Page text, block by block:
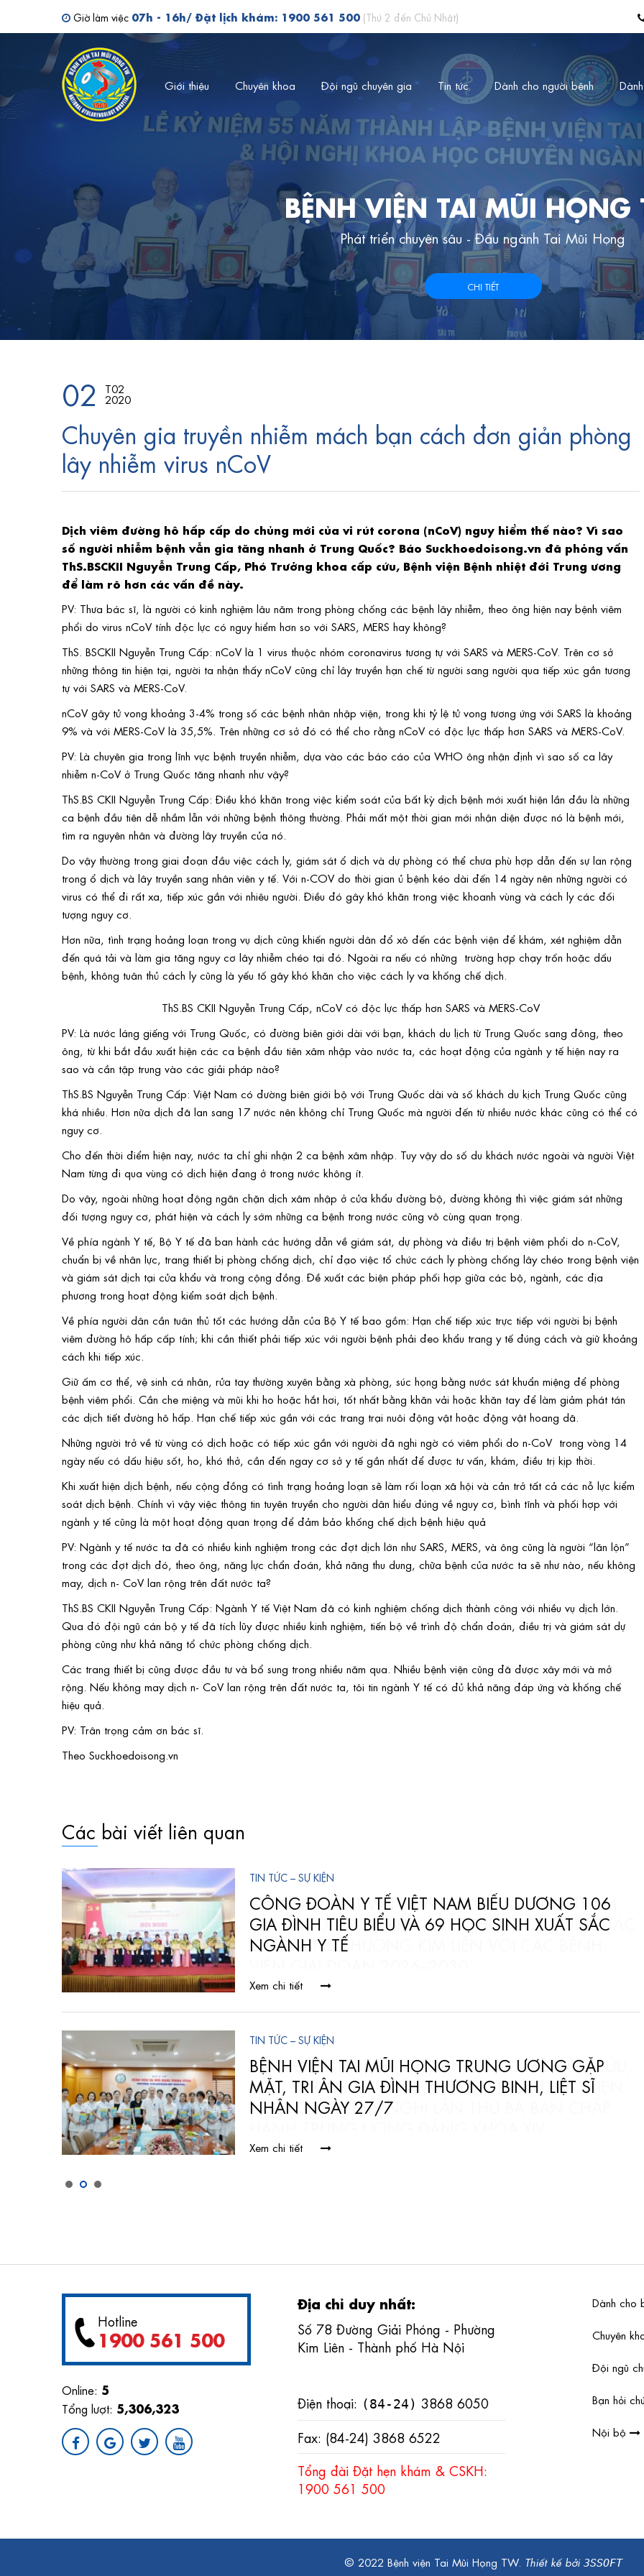
Giờ làm việc 07h - 16h/ Đặt lịch khám: 1900 561 500 (Thứ 2 đến Chủ Nhật)
Tìm kiếm bác sĩ
Giới thiệu Chuyên khoa Đội ngũ chuyên gia Tin tức Dành cho người bệnh
BỆNH VIỆN TAI MŨI HỌNG
Phát triển chuyên sâu - Đầu ngành Tai Mũi Họng
CHI TIẾT
02 T02
2020
Chuyên gia truyền nhiễm mách bạn cách đơn giản phòng
lây nhiễm virus nCoV
Dịch viêm đường hô hấp cấp do chủng mới của vi rút corona (nCoV) nguy hiểm thế nào? Vì sao
số người nhiễm bệnh vẫn gia tăng nhanh ở Trung Quốc? Báo Suckhoedoisong.vn đã phỏng vấn
ThS.BSCKII Nguyễn Trung Cấp, Phó Trưởng khoa cấp cứu, Bệnh viện Bệnh nhiệt đới Trung ương
để làm rõ hơn các vấn đề này.
PV: Thưa bác sĩ, là người có kinh nghiệm lâu năm trong phòng chống các bệnh lây nhiễm, theo ông hiện nay bệnh viêm
phổi do virus nCoV tính độc lực có nguy hiểm hơn so với SARS, MERS hay không?
ThS. BSCKII Nguyễn Trung Cấp: nCoV là 1 virus thuộc nhóm coronavirus tương tự với SARS và MERS-CoV. Trên cơ sở
những thông tin hiện tại, người ta nhận thấy nCoV cũng chỉ lây truyền hạn chế từ người sang người qua tiếp xúc gần tương
tự với SARS và MERS-CoV.
nCoV gây tử vong khoảng 3-4% trong số các bệnh nhân nhập viện, trong khi tỷ lệ tử vong tương ứng với SARS là khoảng
9% và với MERS-CoV là 35,5%. Trên những cơ sở đó có thể cho rằng nCoV có độc lực thấp hơn SARS và MERS-CoV.
PV: Là chuyên gia trong lĩnh vực bệnh truyền nhiễm, dựa vào các báo cáo của WHO ông nhận định vì sao số ca lây
nhiễm n-CoV ở Trung Quốc tăng nhanh như vậy?
ThS.BS CKII Nguyễn Trung Cấp: Điều khó khăn trong việc kiểm soát của bất kỳ dịch bệnh mới xuất hiện lần đầu là những
ca bệnh đầu tiên dễ nhầm lẫn với những bệnh thông thường. Phải mất một thời gian mới nhận diện được nó là bệnh mới,
tìm ra nguyên nhân và đường lây truyền của nó.
Do vậy thường trong giai đoạn đầu việc cách ly, giám sát ổ dịch và dự phòng có thể chưa phù hợp dẫn đến sự lan rộng
trong ổ dịch và lây truyền sang nhân viên y tế. Với n-COV do thời gian ủ bệnh kéo dài đến 14 ngày nên những người có
virus có thể đi rất xa, tiếp xúc gần với nhiêu người. Điều đó gây khó khăn trong việc khoanh vùng và cách ly các đối
tượng nguy cơ.
Hơn nữa, tình trạng hoảng loạn trong vụ dịch cũng khiến người dân đổ xô đến các bệnh viện để khám, xét nghiệm dẫn
đến quá tải và làm gia tăng nguy cơ lây nhiễm chéo tại đó. Ngoài ra nếu có những trường hợp chạy trốn hoặc dấu
bệnh, không tuân thủ cách ly cũng là yếu tố gây khó khăn cho việc cách ly va khống chế dịch.
ThS.BS CKII Nguyễn Trung Cấp, nCoV có độc lực thấp hơn SARS và MERS-CoV
PV: Là nước láng giếng với Trung Quốc, có đường biên giới dài với bạn, khách du lịch từ Trung Quốc sang đông, theo
ông, từ khi bắt đầu xuất hiện các ca bệnh đầu tiên xâm nhập vào nước ta, các hoạt động của ngành y tế hiện nay ra
sao và cần tập trung vào các giải pháp nào?
ThS.BS Nguyễn Trung Cấp: Việt Nam có đường biên giới bộ với Trung Quốc dài và số khách du kịch Trung Quốc cũng
khá nhiều. Hơn nữa dịch đã lan sang 17 nước nên không chỉ Trung Quốc mà người đến từ nhiều nước khác cũng có thể có
nguy cơ.
Cho đến thời điểm hiện nay, nước ta chỉ ghi nhận 2 ca bệnh xâm nhập. Tuy vậy do số du khách nước ngoài và người Việt
Nam từng đi qua vùng có dịch hiện đang ở trong nước không ít.
Do vậy, ngoài những hoạt động ngăn chặn dịch xâm nhập ở cửa khẩu đường bộ, đường không thì việc giám sát những
đối tượng nguy cơ, phát hiện và cách ly sớm những ca bệnh trong nước cũng vô cùng quan trọng.
Về phía ngành Y tế, Bộ Y tế đã ban hành các hướng dẫn về giám sát, dự phòng và điều trị bệnh viêm phổi do n-CoV,
chuẩn bị về nhân lực, trang thiết bị phòng chống dịch, chỉ đạo việc tổ chức cách ly phòng chống lây chéo trong bệnh viện
và giám sát dịch tại cửa khẩu và trong cộng đồng. Đề xuất các biện pháp phối hợp giữa các bộ, ngành, các địa
phương trong hoạt động kiểm soát dịch bệnh.
Về phía người dân cần tuân thủ tốt các hướng dẫn của Bộ Y tế bao gồm: Hạn chế tiếp xúc trực tiếp với người bị bệnh
viêm đường hô hấp cấp tính; khi cần thiết phải tiếp xúc với người bệnh phải đeo khẩu trang y tế đúng cách và giữ khoảng
cách khi tiếp xúc.
Giữ ấm cơ thể, vệ sinh cá nhân, rửa tay thường xuyên bằng xà phòng, súc họng bằng nước sát khuẩn miệng để phòng
bệnh viêm phổi. Cần che miệng và mũi khi ho hoặc hắt hơi, tốt nhất bằng khăn vải hoặc khăn tay để làm giảm phát tán
các dịch tiết đường hô hấp. Hạn chế tiếp xúc gần với các trang trại nuôi động vật hoặc động vật hoang dã.
Những người trở về từ vùng có dịch hoặc có tiếp xúc gần với người đã nghi ngờ có viêm phổi do n-CoV trong vòng 14
ngày nếu có dấu hiệu sốt, ho, khó thở, cần đến ngay cơ sở y tế gần nhất để được tư vấn, khám, điều trị kịp thời.
Khi xuất hiện dịch bệnh, nếu cộng đồng có tình trạng hoảng loạn sẽ làm rối loạn xã hội và cản trở tất cả các nỗ lực kiểm
soát dịch bệnh. Chính vì vậy việc thông tin tuyên truyền cho người dân hiểu đúng về nguy cơ, bình tĩnh và phối hợp với
ngành y tế cũng là một hoạt động quan trọng để đảm bảo khống chế dịch bệnh hiệu quả
PV: Ngành y tế nước ta đã có nhiều kinh nghiệm trong các đợt dịch lớn như SARS, MERS, và ông cũng là người “lăn lộn”
trong các đợt dịch đó, theo ông, năng lực chẩn đoán, khả năng thu dung, chữa bệnh của nước ta sẽ như nào, nếu không
may, dịch n- CoV lan rộng trên đất nước ta?
ThS.BS CKII Nguyễn Trung Cấp: Ngành Y tế Việt Nam đã có kinh nghiệm chống dịch thành công với nhiều vụ dịch lớn.
Qua đó đội ngũ cán bộ y tế đã tích lũy được nhiều kinh nghiệm, tiến bộ về trình độ chẩn đoán, điều trị và giám sát dự
phòng cũng như khả năng tổ chức phòng chống dịch.
Các trang thiết bị cũng được đầu tư và bổ sung trong nhiều năm qua. Nhiều bệnh viện cũng đã được xây mới và mở
rộng. Nếu không may dịch n- CoV lan rộng trên đất nước ta, tôi tin ngành Y tế có đủ khả năng đáp ứng và khống chế
hiệu quả.
PV: Trân trọng cảm ơn bác sĩ.
Theo Suckhoedoisong.vn
Các bài viết liên quan
TIN TỨC – SỰ KIỆN
CÔNG ĐOÀN Y TẾ VIỆT NAM BIỂU DƯƠNG 106
GIA ĐÌNH TIÊU BIỂU VÀ 69 HỌC SINH XUẤT SẮC
NGÀNH Y TẾ
Xem chi tiết
TIN TỨC – SỰ KIỆN
BỆNH VIỆN TAI MŨI HỌNG TRUNG ƯƠNG GẶP
MẶT, TRI ÂN GIA ĐÌNH THƯƠNG BINH, LIỆT SĨ
NHÂN NGÀY 27/7
Xem chi tiết
Hotline
1900 561 500
Online: 5
Tổng lượt: 5,306,323
Địa chỉ duy nhất:
Số 78 Đường Giải Phóng - Phường
Kim Liên - Thành phố Hà Nội
Điện thoại: (84-24) 3868 6050
Fax: (84-24) 3868 6522
Tổng đài Đặt hẹn khám & CSKH:
1900 561 500
Dành cho
Chuyên
Đội ngũ
Bạn hỏi
Nội bộ
© 2022 Bệnh viện Tai Mũi Họng TW. Thiết kế bởi 3SSOFT